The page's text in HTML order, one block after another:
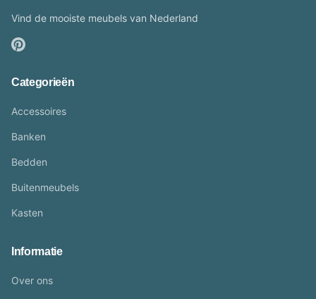
Vind de mooiste meubels van Nederland
Categorieën
Accessoires
Banken
Bedden
Buitenmeubels
Kasten
Informatie
Over ons